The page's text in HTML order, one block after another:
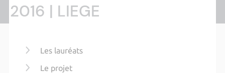
2016 | LIEGE
Les lauréats
Le projet